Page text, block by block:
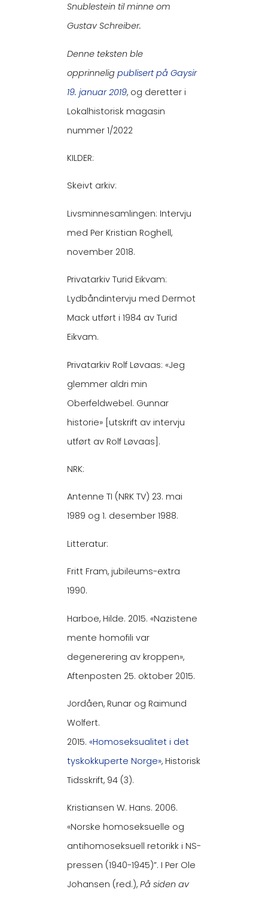
Snublestein til minne om
Gustav Schreiber.
Denne teksten ble
opprinnelig publisert på Gaysir
19. januar 2019, og deretter i
Lokalhistorisk magasin
nummer 1/2022
KILDER:
Skeivt arkiv:
Livsminnesamlingen: Intervju
med Per Kristian Roghell,
november 2018.
Privatarkiv Turid Eikvam:
Lydbåndintervju med Dermot
Mack utført i 1984 av Turid
Eikvam.
Privatarkiv Rolf Løvaas: «Jeg
glemmer aldri min
Oberfeldwebel. Gunnar
historie» [utskrift av intervju
utført av Rolf Løvaas].
NRK:
Antenne TI (NRK TV) 23. mai
1989 og 1. desember 1988.
Litteratur:
Fritt Fram, jubileums-extra
1990.
Harboe, Hilde. 2015. «Nazistene
mente homofili var
degenerering av kroppen»,
Aftenposten 25. oktober 2015.
Jordåen, Runar og Raimund
Wolfert.
2015. «Homoseksualitet i det
tyskokkuperte Norge», Historisk
Tidsskrift, 94 (3).
Kristiansen W. Hans. 2006.
«Norske homoseksuelle og
antihomoseksuell retorikk i NS-
pressen (1940-1945)”. I Per Ole
Johansen (red.), På siden av